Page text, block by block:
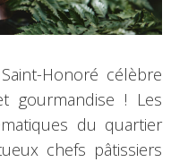
Honoré célèbre
gourmandise ! Les
du quartier
chefs pâtissiers